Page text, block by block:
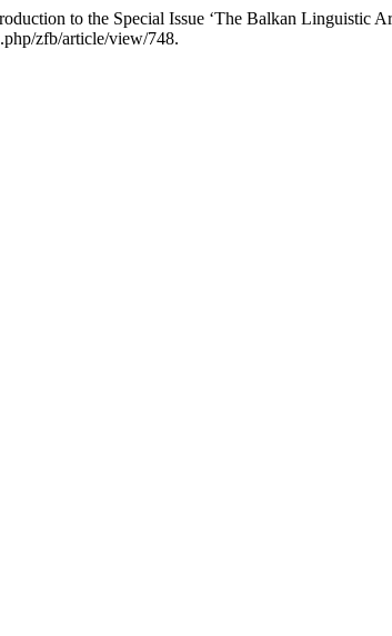
to the Special Issue ‘The Balkan Linguistic
zfb/article/view/748.